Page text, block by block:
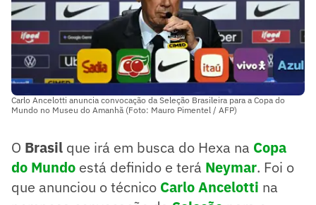
Carlo Ancelotti anuncia convocação da Seleção Brasileira para a Copa do
Mundo no Museu do Amanhã (Foto: Mauro Pimentel / AFP)
O Brasil que irá em busca do Hexa na Copa
do Mundo está definido e terá Neymar. Foi o
que anunciou o técnico Carlo Ancelotti na